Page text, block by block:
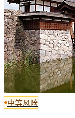
中等风险